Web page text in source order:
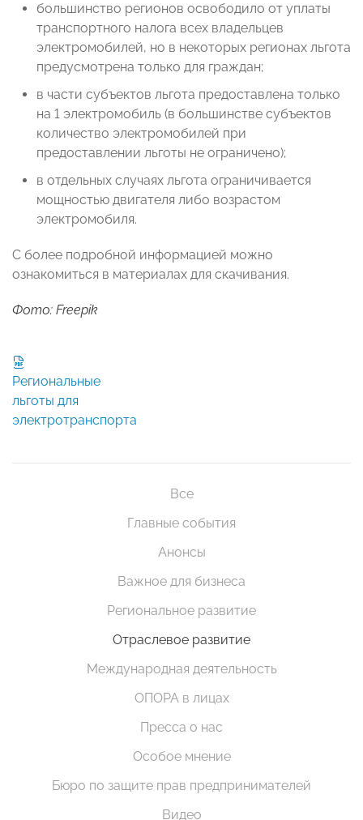
большинство регионов освободило от уплаты
транспортного налога всех владельцев
электромобилей, но в некоторых регионах льгота
предусмотрена только для граждан;
в части субъектов льгота предоставлена только
на 1 электромобиль (в большинстве субъектов
количество электромобилей при
предоставлении льготы не ограничено);
в отдельных случаях льгота ограничивается
мощностью двигателя либо возрастом
электромобиля.
С более подробной информацией можно
ознакомиться в материалах для скачивания.
Фото: Freepik
Региональные
льготы для
электротранспорта
Все
Главные события
Анонсы
Важное для бизнеса
Региональное развитие
Отраслевое развитие
Международная деятельность
ОПОРА в лицах
Пресса о нас
Особое мнение
Бюро по защите прав предпринимателей
Видео